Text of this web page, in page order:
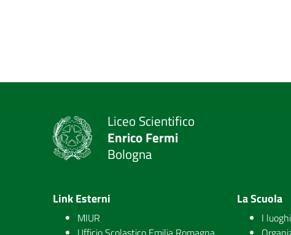
Liceo Scientifico
Enrico Fermi
Bologna
Link Esterni
MIUR
La Scuola
I